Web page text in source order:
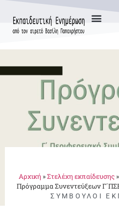
Αρχική »Στελέχη εκπαίδευσης»
Πρόγραμμα Συνεντεύξεων
ΣΎΜΒΟΥΛΟΙ